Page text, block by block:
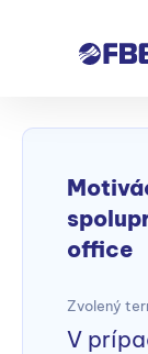
office
Zvolený
V